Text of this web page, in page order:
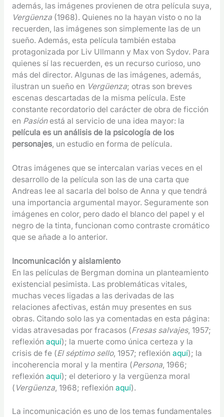
además, las imágenes provienen de otra película suya,
Vergüenza (1968). Quienes no la hayan visto o no la
recuerden, las imágenes son simplemente las de un
sueño. Además, esta película también estaba
protagonizada por Liv Ullmann y Max von Sydov. Para
quienes sí las recuerden, es un recurso curioso, uno
más del director. Algunas de las imágenes, además,
ilustran un sueño en Vergüenza; otras son breves
escenas descartadas de la misma película. Este
constante recordatorio del carácter de obra de ficción
en Pasión está al servicio de una idea mayor: la
película es un análisis de la psicología de los
personajes, un estudio en forma de película.
Otras imágenes que se intercalan varias veces en el
desarrollo de la película son las de una carta que
Andreas lee al sacarla del bolso de Anna y que tendrá
una importancia argumental mayor. Seguramente son
imágenes en color, pero dado el blanco del papel y el
negro de la tinta, funcionan como contraste cromático
que se añade a lo anterior.
Incomunicación y aislamiento
En las películas de Bergman domina un planteamiento
existencial pesimista. Las problemáticas vitales,
muchas veces ligadas a las derivadas de las
relaciones afectivas, están muy presentes en sus
obras. Citando solo las ya comentadas en esta página:
vidas atravesadas por fracasos (Fresas salvajes, 1957;
reflexión aquí); la muerte como única certeza y la
crisis de fe (El séptimo sello, 1957; reflexión aquí); la
incoherencia moral y la mentira (Persona, 1966;
reflexión aquí); el deterioro y la vergüenza moral
( Vergüenza, 1968; reflexión aquí).
La incomunicación es uno de los temas fundamentales